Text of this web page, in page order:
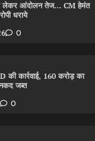
लेकर आंदोलन तेज… CM हेमंत
धराये
0
की कार्रवाई, 160 करोड़ का
जब्त
0